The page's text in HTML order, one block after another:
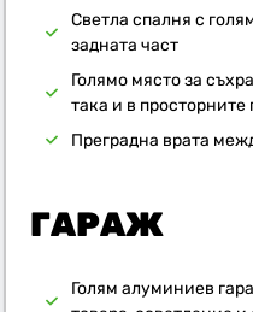
Светла спалня с
задната част
Голямо място за
така и в
Преградна врата
ГАРАЖ
Голям алуминиев